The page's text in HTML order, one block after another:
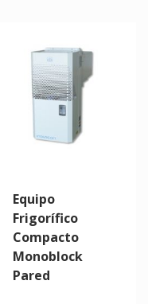
Equipo
Frigorífico
Compacto
Monoblock
Pared